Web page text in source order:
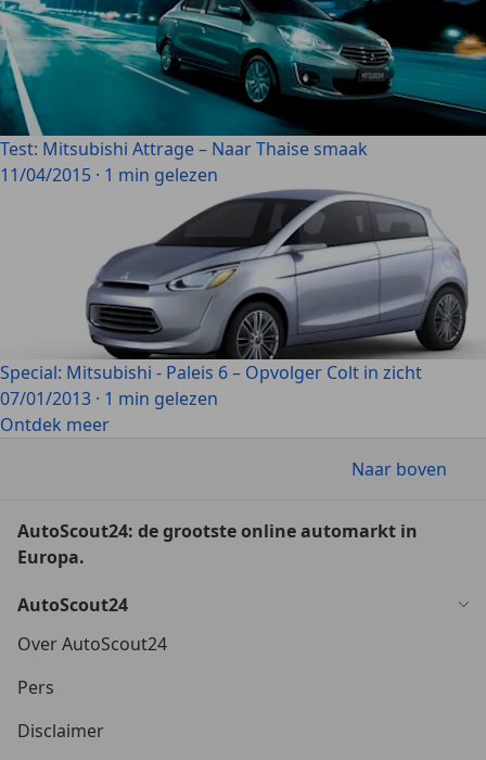
Test: Mitsubishi Attrage – Naar Thaise smaak
11/04/2015 · 1 min gelezen
Special: Mitsubishi - Paleis 6 – Opvolger Colt in zicht
07/01/2013 · 1 min gelezen
Ontdek meer
Naar boven
AutoScout24: de grootste online automarkt in
Europa.
AutoScout24
Over AutoScout24
Pers
Disclaimer